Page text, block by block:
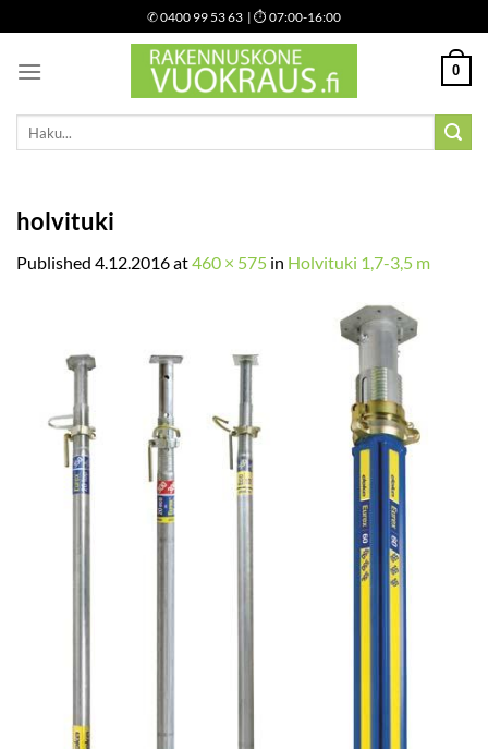
to
content
✆0400 99 53 63 | ⏱ 07:00-16:00
0
Etsi:
holvituki
Published 4.12.2016at460 × 575 in Holvituki 1,7-3,5 m